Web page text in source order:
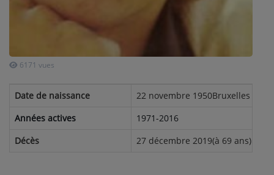
6171 vues
Date de naissance
22 novembre 1950Bruxelles
Années actives
1971-2016
Décès
27 décembre 2019(à 69 ans)